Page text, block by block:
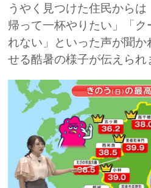
うやく見つけた住民からは
帰って一杯やりたい」「
れない」といった声が聞か
せる酷暑の様子が伝えられ